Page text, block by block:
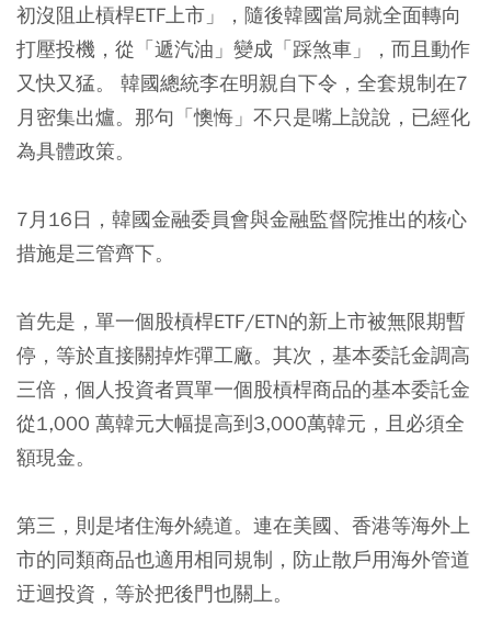
初沒阻止槓桿ETF上市」，隨後韓國當局就全面轉向
打壓投機，從「遞汽油」變成「踩煞車」，而且動作
又快又猛。 韓國總統李在明親自下令，全套規制在7
月密集出爐。那句「懊悔」不只是嘴上說說，已經化
為具體政策。
7月16日，韓國金融委員會與金融監督院推出的核心
措施是三管齊下。
首先是，單一個股槓桿ETF/ETN的新上市被無限期暫
停，等於直接關掉炸彈工廠。其次，基本委託金調高
三倍，個人投資者買單一個股槓桿商品的基本委託金
從1,000 萬韓元大幅提高到3,000萬韓元，且必須全
額現金。
第三，則是堵住海外繞道。連在美國、香港等海外上
市的同類商品也適用相同規制，防止散戶用海外管道
迂迴投資，等於把後門也關上。